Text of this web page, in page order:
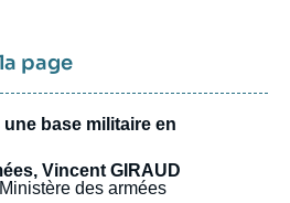
page
base militaire en
Vincent GIRAUD
des armées